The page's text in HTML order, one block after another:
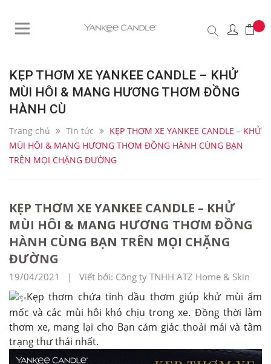
KẸP THƠM XE YANKEE CANDLE – KHỬ
MÙI HÔI & MANG HƯƠNG THƠM ĐỒNG
HÀNH CÙ
Trang chủ Tin tức
KẸP THƠM XE YANKEE CANDLE – KHỬ
MÙI HÔI & MANG HƯƠNG THƠM ĐỒNG HÀNH CÙNG BẠN
TRÊN MỌI CHẶNG ĐƯỜNG
KẸP THƠM XE YANKEE CANDLE – KHỬ
MÙI HÔI & MANG HƯƠNG THƠM ĐỒNG
HÀNH CÙNG BẠN TRÊN MỌI CHẶNG
ĐƯỜNG
19/04/2021 | Viết bởi: Công ty TNHH ATZ Home & Skin
Kẹp thơm chứa tinh dầu thơm giúp khử mùi ẩm
mốc và các mùi hôi khó chịu trong xe. Đồng thời làm
thơm xe, mang lại cho Bạn cảm giác thoải mái và tâm
trạng thư thái nhất.